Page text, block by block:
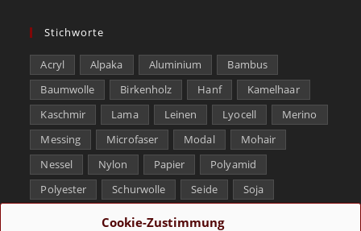
Cookie-Zustimmung
Stichworte
Acryl Alpaka Aluminium
Bambus
Baumwolle
Birkenholz Hanf
Kamelhaar
Kaschmir
Lama Leinen Lyocell
Merino
Messing
Microfaser Modal
Mohair
Nessel
Nylon Papier
Polyamid
Polyester
Schurwolle Seide
Soja
Tencel